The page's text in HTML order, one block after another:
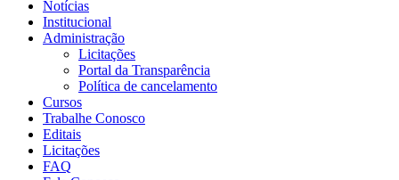
Notícias
Institucional
Administração
Licitações
Portal da Transparência
Política de cancelamento
Cursos
Trabalhe Conosco
Editais
Licitações
FAQ